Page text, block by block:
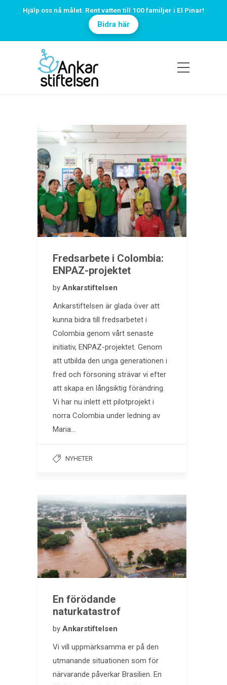
Hjälp oss nå målet. Rent vatten till 100 familjer i El Pinar!
Bidra här
Fredsarbete i Colombia:
ENPAZ-projektet
by Ankarstiftelsen
Ankarstiftelsen är glada över att
kunna bidra till fredsarbetet i
Colombia genom vårt senaste
initiativ, ENPAZ-projektet. Genom
att utbilda den unga generationen i
fred och försoning strävar vi efter
att skapa en långsiktig förändring.
Vi har nu inlett ett pilotprojekt i
norra Colombia under ledning av
Maria…
NYHETER
En förödande
naturkatastrof
by Ankarstiftelsen
Vi vill uppmärksamma er på den
utmanande situationen som för
närvarande påverkar Brasilien. En